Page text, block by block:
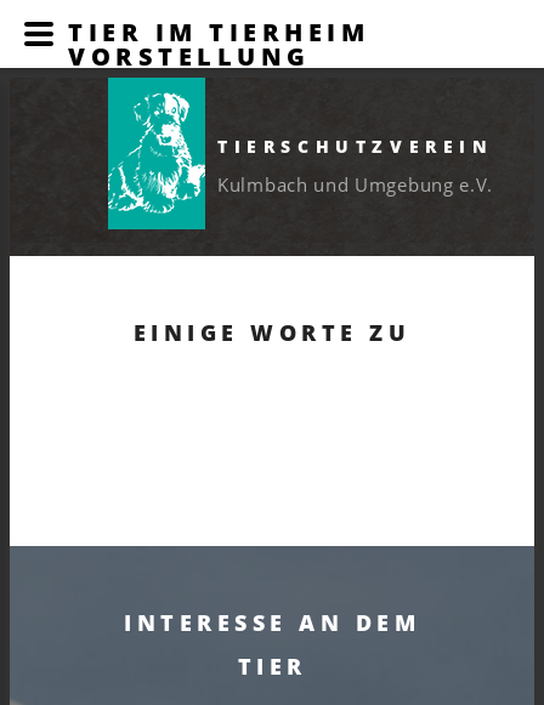
TIERSCHUTZVEREIN
Kulmbach und Umgebung e.V.
EINIGE WORTE ZU
INTERESSE AN DEM
TIER
TIER IM TIERHEIM
VORSTELLUNG